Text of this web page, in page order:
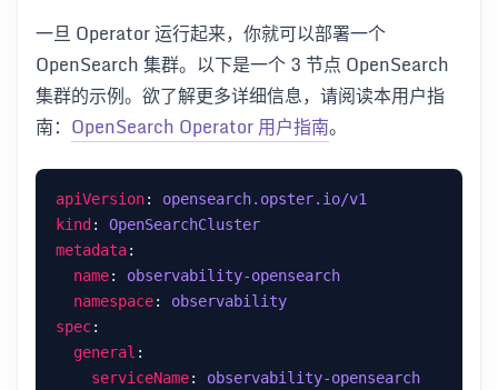
一旦 Operator 运行起来，你就可以部署一个
OpenSearch 集群。以下是一个 3 节点 OpenSearch
集群的示例。欲了解更多详细信息，请阅读本用户指
南： OpenSearch Operator 用户指南。
apiVersion: opensearch.opster.io/v1
kind : OpenSearchCluster
metadata
name: observability-opensearch
namespace: observability
spec
general
serviceName: observability-opensearch